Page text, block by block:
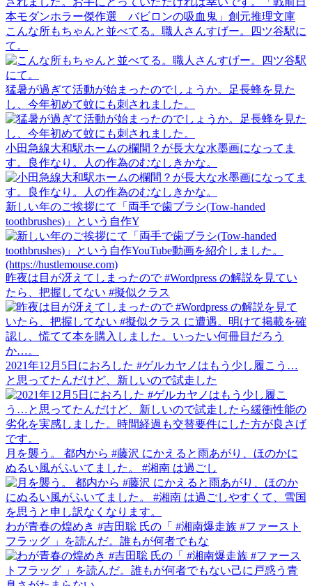
こんな所もちゃんと並べてる。職人さんすげー。四ツ谷駅に
て。
猛暑が過ぎて活動が始まったのでしょうか。足長蜂を見た
し、今年初めて蚊にも刺されました。
小田急線大和駅ホームの欄間？が長大な水墨画になってま
す。良作なり。人の作為のむなしきかな。
新しい年のご挨拶にて「両手で歯ブラシ(Tow-handed
toothbrushes)」という自作Y
昨夜は目が冴えてしまったので #Wordpress の解説を見てい
たら、把握してない #擬似クラス
2021年12月5日におろした #ゲルカヤノはもう少し履こう…
と思ってたんだけど、新しいので試走した
月を襲う。 都内から #藤沢 にかえると雨あがり、ほのかに
ぬるい風がふいてました。 #湘南 は過ごし
わが青春の煌めき #吉田聡 氏の「 #湘南爆走族 #ファースト
フラッグ 」を読んだ。誰もが何者でもな